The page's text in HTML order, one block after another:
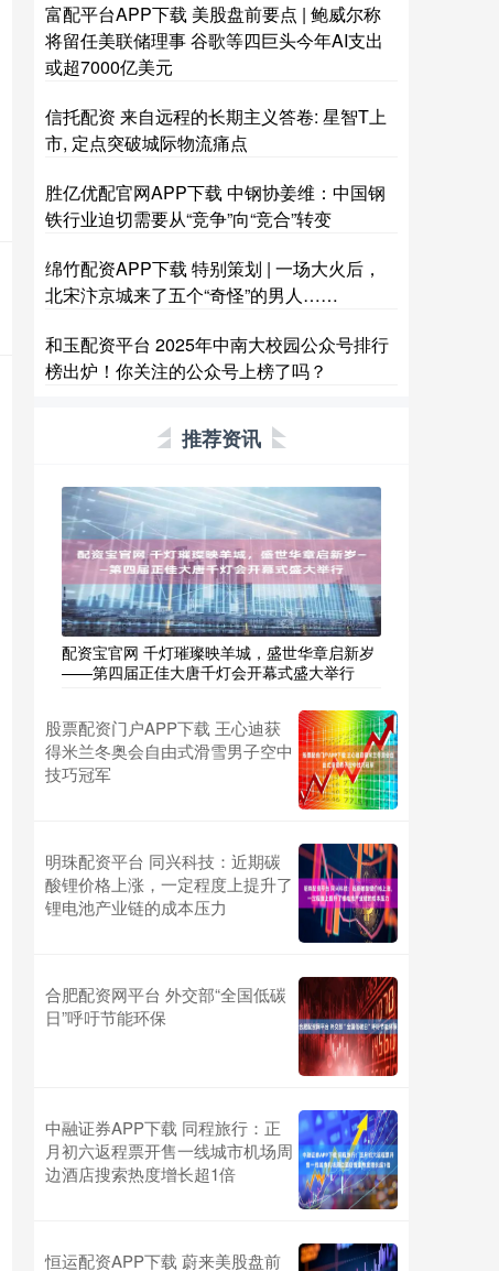
富配平台APP下载 美股盘前要点 | 鲍威尔称
将留任美联储理事 谷歌等四巨头今年AI支出
或超7000亿美元
信托配资 来自远程的长期主义答卷: 星智T上
市, 定点突破城际物流痛点
胜亿优配官网APP下载 中钢协姜维：中国钢
铁行业迫切需要从“竞争”向“竞合”转变
绵竹配资APP下载 特别策划 | 一场大火后，
北宋汴京城来了五个“奇怪”的男人……
和玉配资平台 2025年中南大校园公众号排行
榜出炉！你关注的公众号上榜了吗？
推荐资讯
配资宝官网 千灯璀璨映羊城，盛世华章启新岁
——第四届正佳大唐千灯会开幕式盛大举行
股票配资门户APP下载 王心迪获
得米兰冬奥会自由式滑雪男子空中
技巧冠军
明珠配资平台 同兴科技：近期碳
酸锂价格上涨，一定程度上提升了
锂电池产业链的成本压力
合肥配资网平台 外交部“全国低碳
日”呼吁节能环保
中融证券APP下载 同程旅行：正
月初六返程票开售一线城市机场周
边酒店搜索热度增长超1倍
恒运配资APP下载 蔚来美股盘前